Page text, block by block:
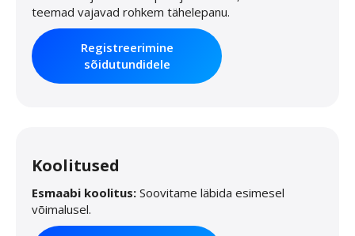
teemad vajavad rohkem tähelepanu.
Registreerimine
sõidutundidele
Koolitused
Esmaabi koolitus: Soovitame läbida esimesel
võimalusel.